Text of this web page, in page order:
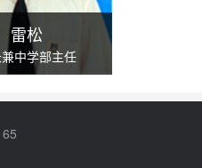
子人文、电影资源库的熏陶、与
的养成教育，绅士、淑女的培养
雷松
中学部主任
中学部主任